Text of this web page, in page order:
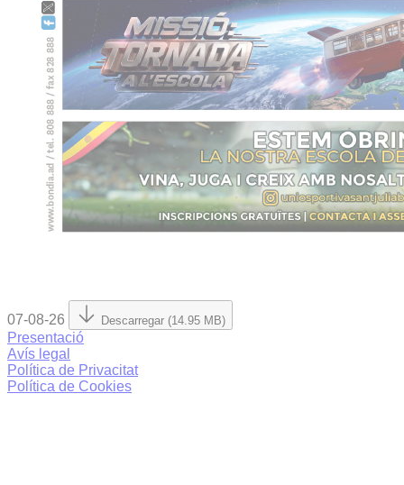
07-08-26 Descarregar (14.95 MB)
Presentació
Avís legal
Política de Privacitat
Política de Cookies